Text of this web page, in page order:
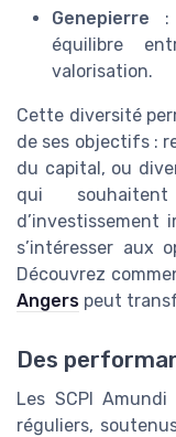
Genepierre :
équilibre
valorisation.
Cette diversité
de ses objectifs :
du capital, ou
qui
s’intéresser aux
Découvrez
Angers peut
Des
Les SCPI
réguliers,